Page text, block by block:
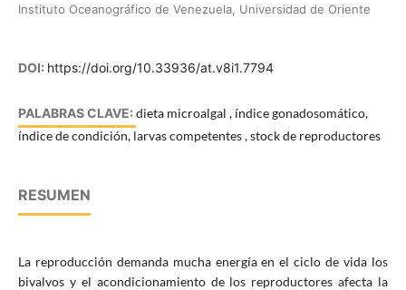
Instituto Oceanográfico de Venezuela, Universidad de Oriente
DOI: https://doi.org/10.33936/at.v8i1.7794
PALABRAS CLAVE: dieta microalgal , índice gonadosomático,
índice de condición, larvas competentes , stock de reproductores
RESUMEN
La reproducción demanda mucha energía en el ciclo de vida los
bivalvos y el acondicionamiento de los reproductores afecta la